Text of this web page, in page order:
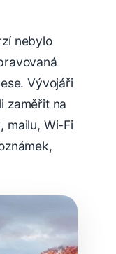
nebylo
Vývojáři
zaměřit na
mailu, Wi-Fi